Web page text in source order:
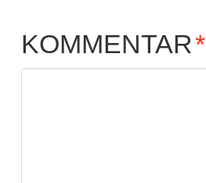
KOMMENTAR*